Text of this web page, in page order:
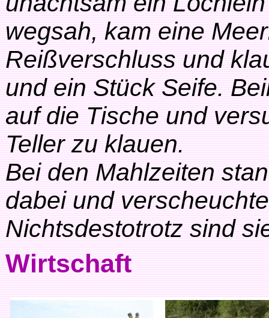
wegsah, kam eine
Reißverschluss und
und ein Stück Seife.
auf die Tische und
Teller zu klauen.
Bei den Mahlzeiten
dabei und
Nichtsdestotrotz sind
Wirtschaft